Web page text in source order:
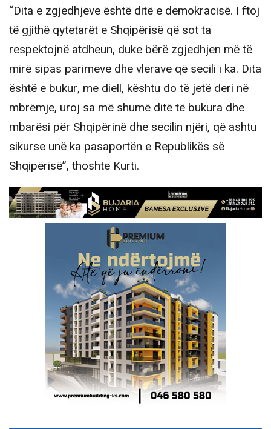
“Dita e zgjedhjeve është ditë e demokracisë. I ftoj
të gjithë qytetarët e Shqipërisë që sot ta
respektojnë atdheun, duke bërë zgjedhjen më të
mirë sipas parimeve dhe vlerave që secili i ka. Dita
është e bukur, me diell, kështu do të jetë deri në
mbrëmje, uroj sa më shumë ditë të bukura dhe
mbarësi për Shqipërinë dhe secilin njëri, që ashtu
sikurse unë ka pasaportën e Republikës së
Shqipërisë”, thoshte Kurti.